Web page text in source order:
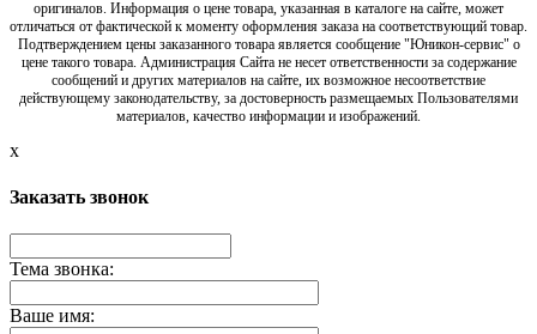
оригиналов. Информация о цене товара, указанная в каталоге на сайте, может
отличаться от фактической к моменту оформления заказа на соответствующий товар.
Подтверждением цены заказанного товара является сообщение "Юникон-сервис" о
цене такого товара. Администрация Сайта не несет ответственности за содержание
сообщений и других материалов на сайте, их возможное несоответствие
действующему законодательству, за достоверность размещаемых Пользователями
материалов, качество информации и изображений.
x
Заказать звонок
Тема звонка:
Ваше имя: